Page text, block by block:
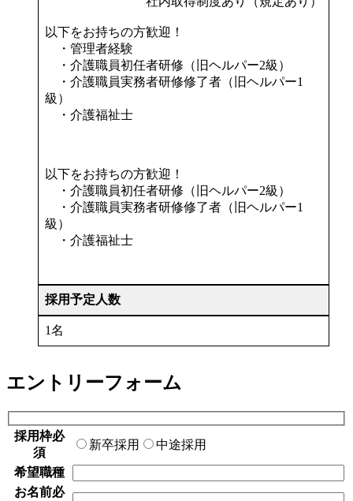
以下をお持ちの方歓迎！
・管理者経験
・介護職員初任者研修（旧ヘルパー2級）
・介護職員実務者研修修了者（旧ヘルパー1
級）
・介護福祉士
以下をお持ちの方歓迎！
・介護職員初任者研修（旧ヘルパー2級）
・介護職員実務者研修修了者（旧ヘルパー1
級）
・介護福祉士
採用予定人数
1名
エントリーフォーム
採用枠必
須
新卒採用 中途採用
希望職種
お名前必